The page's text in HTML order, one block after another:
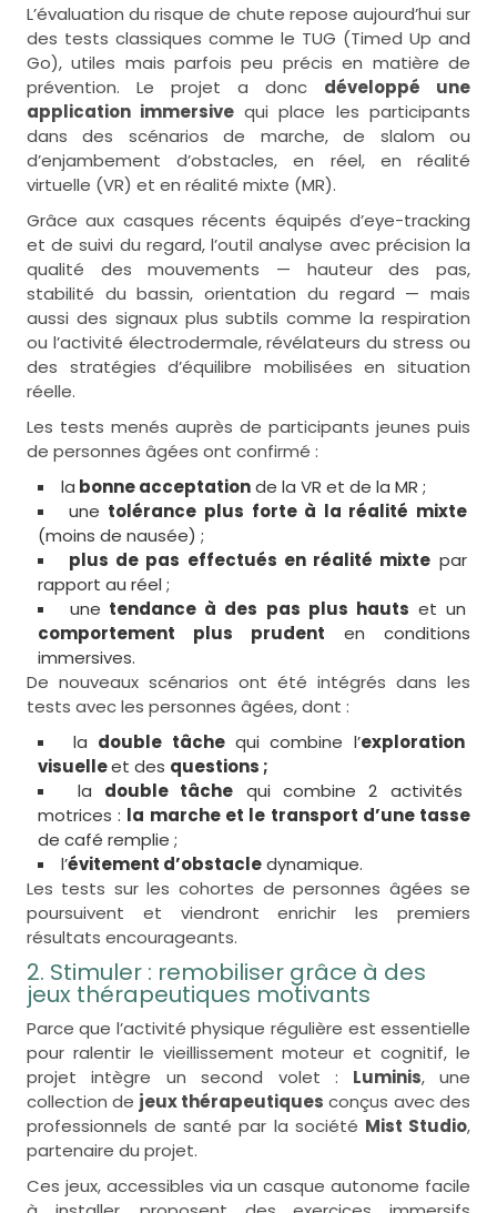
L’évaluation du risque de chute repose aujourd’hui sur
des tests classiques comme le TUG (Timed Up and
Go), utiles mais parfois peu précis en matière de
prévention. Le projet a donc développé une
application immersive qui place les participants
dans des scénarios de marche, de slalom ou
d’enjambement d’obstacles, en réel, en réalité
virtuelle (VR) et en réalité mixte (MR).
Grâce aux casques récents équipés d’eye-tracking
et de suivi du regard, l’outil analyse avec précision la
qualité des mouvements — hauteur des pas,
stabilité du bassin, orientation du regard — mais
aussi des signaux plus subtils comme la respiration
ou l’activité électrodermale, révélateurs du stress ou
des stratégies d’équilibre mobilisées en situation
réelle.
Les tests menés auprès de participants jeunes puis
de personnes âgées ont confirmé :
la bonne acceptationde la VR et de la MR ;
une tolérance plus forte à la réalité mixte
(moins de nausée) ;
plus de pas effectués en réalité mixte par
rapport au réel ;
une tendance à des pas plus hauts et un
comportement plus prudent en conditions
immersives.
De nouveaux scénarios ont été intégrés dans les
tests avec les personnes âgées, dont :
la double tâchequi combine l’exploration
visuelleet des questions ;
la double tâche qui combine 2 activités
motrices : la marche et le transport d’une tasse
de café remplie ;
l’évitement d’obstacledynamique.
Les tests sur les cohortes de personnes âgées se
poursuivent et viendront enrichir les premiers
résultats encourageants.
2. Stimuler : remobiliser grâce à des
jeux thérapeutiques motivants
Parce que l’activité physique régulière est essentielle
pour ralentir le vieillissement moteur et cognitif, le
projet intègre un second volet : Luminis, une
collection de jeux thérapeutiques conçus avec des
professionnels de santé par la société Mist Studio,
partenaire du projet.
Ces jeux, accessibles via un casque autonome facile